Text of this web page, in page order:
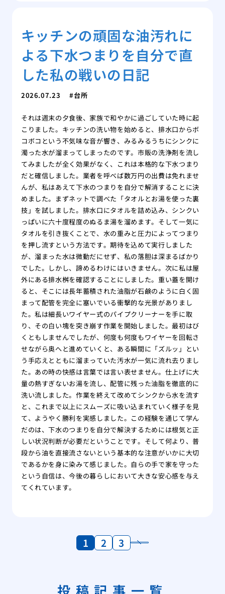
キッチンの頑固な油汚れに
よる下水つまりを自分で直
した私の戦いの日記
2026.07.23 台所
それは週末の夕食後、家族で和やかに過ごしていた時に起
こりました。キッチンの洗い物を始めると、排水口からボ
コボコという不気味な音が響き、みるみるうちにシンクに
濁った水が溜まってしまったのです。市販の洗浄剤を流し
てみましたが全く効果がなく、これは本格的な下水つまり
だと確信しました。業者を呼べば数万円の出費は免れませ
んが、私はあえて下水のつまりを自分で解消することに決
めました。まずネットで調べた「タオルとお湯を使った裏
技」を試しました。排水口にタオルを詰め込み、シンクい
っぱいに六十度程度のぬるま湯を溜めます。そして一気に
タオルを引き抜くことで、水の重みと圧力によってつまり
を押し流すという方法です。期待を込めて実行しました
が、溜まった水は微動だにせず、私の落胆は深まるばかり
でした。しかし、諦めるわけにはいきません。次に私は屋
外にある排水桝を確認することにしました。重い蓋を開け
ると、そこには長年蓄積された油脂が石鹸のように白く固
まって配管を完全に塞いでいる衝撃的な光景がありまし
た。私は細長いワイヤー式のパイプクリーナーを手に取
り、その白い塊を突き崩す作業を開始しました。最初はび
くともしませんでしたが、何度も何度もワイヤーを回転さ
せながら奥へと進めていくと、ある瞬間に「ズルッ」とい
う手応えとともに溜まっていた汚水が一気に流れ去りまし
た。あの時の快感は言葉では言い表せません。仕上げに大
量の熱すぎないお湯を流し、配管に残った油脂を徹底的に
洗い流しました。作業を終えて改めてシンクから水を流す
と、これまで以上にスムーズに吸い込まれていく様子を見
て、ようやく勝利を実感しました。この経験を通じて学ん
だのは、下水のつまりを自分で解決するためには根気と正
しい状況判断が必要だということです。そして何より、普
段から油を直接流さないという基本的な注意がいかに大切
であるかを身に染みて感じました。自らの手で家を守った
という自信は、今後の暮らしにおいて大きな安心感を与え
てくれています。
1 2 3
投稿記事一覧